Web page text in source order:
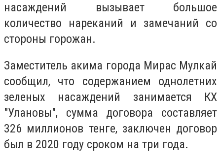
насаждений вызывает большое
количество нареканий и замечаний со
стороны горожан.
Заместитель акима города Мирас Мулкай
сообщил, что содержанием однолетних
зеленых насаждений занимается КХ
"Улановы", сумма договора составляет
326 миллионов тенге, заключен договор
был в 2020 году сроком на три года.